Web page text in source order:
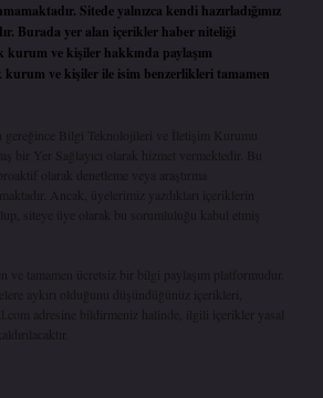
Sitede yalnızca kendi hazırladığımız
Burada yer alan içerikler haber niteliği
kurum ve kişiler hakkında paylaşım
kurum ve kişiler ile isim benzerlikleri tamamen
gereğince Bilgi Teknolojileri ve İletişim Kurumu
bir Yer Sağlayıcı olarak hizmet vermektedir. Bu
olarak denetleme veya araştırma
Ancak, üyelerimiz yazdıkları içeriklerin
siteye üye olarak bu sorumluluğu kabul etmiş
ve tamamen ücretsiz bir bilgi paylaşım platformudur.
aykırı olduğunu düşündüğünüz içerikleri,
adresine bildirmeniz halinde, ilgili içerikler yasal